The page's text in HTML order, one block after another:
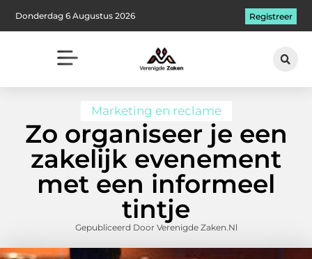
Donderdag 6 Augustus 2026 Registreer
Marketing en reclame
Zo organiseer je een
zakelijk evenement
met een informeel
tintje
Gepubliceerd Door Verenigde Zaken.nl